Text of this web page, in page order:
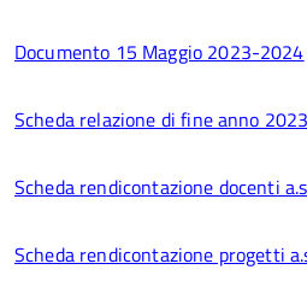
Documento 15 Maggio 2023-2024
Scheda relazione di fine anno
Scheda rendicontazione docenti
Scheda rendicontazione progetti